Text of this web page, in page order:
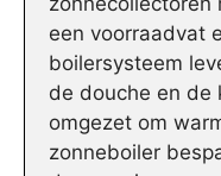
een voorraadvat
boilersysteem
de douche en de
omgezet om
zonneboiler